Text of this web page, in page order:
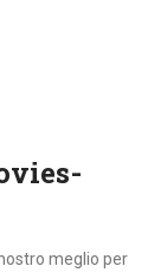
meglio per